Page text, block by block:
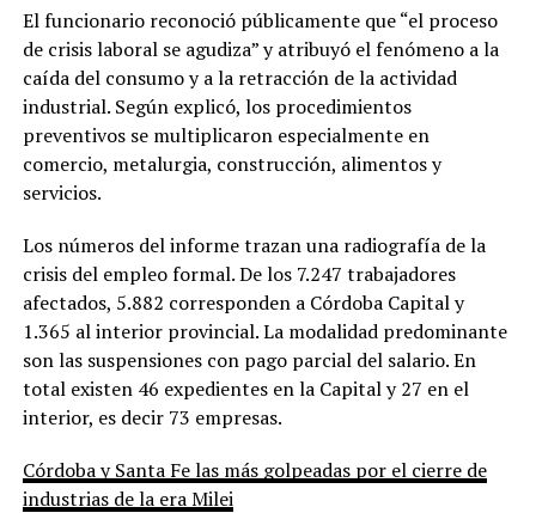
El funcionario reconoció públicamente que “el proceso
de crisis laboral se agudiza” y atribuyó el fenómeno a la
caída del consumo y a la retracción de la actividad
industrial. Según explicó, los procedimientos
preventivos se multiplicaron especialmente en
comercio, metalurgia, construcción, alimentos y
servicios.
Los números del informe trazan una radiografía de la
crisis del empleo formal. De los 7.247 trabajadores
afectados, 5.882 corresponden a Córdoba Capital y
1.365 al interior provincial. La modalidad predominante
son las suspensiones con pago parcial del salario. En
total existen 46 expedientes en la Capital y 27 en el
interior, es decir 73 empresas.
Córdoba y Santa Fe las más golpeadas por el cierre de
industrias de la era Milei